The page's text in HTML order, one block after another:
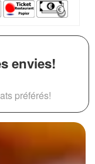
envies!
préférés!